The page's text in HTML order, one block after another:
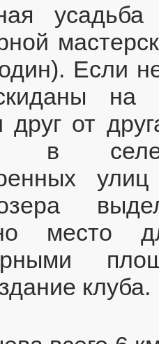
Если
на
друг от
в
место
клуба.